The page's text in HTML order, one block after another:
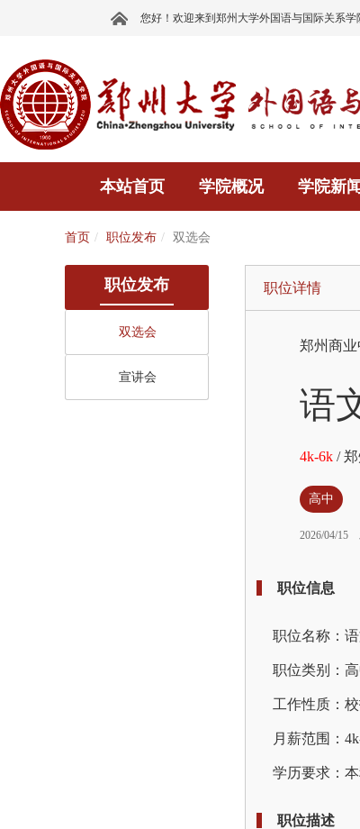
您好！欢迎来到郑州大学外国语与国际关系学
本站首页 学院概况 学院新闻
首页 职位发布 双选会
职位发布
双选会
宣讲会
职位详情
郑州商
语
4k-6k /郑
高中
2026/04/15
职位信息
职位名称：
职位类别：
工作性质：
月薪范围：
学历要求：
职位描述